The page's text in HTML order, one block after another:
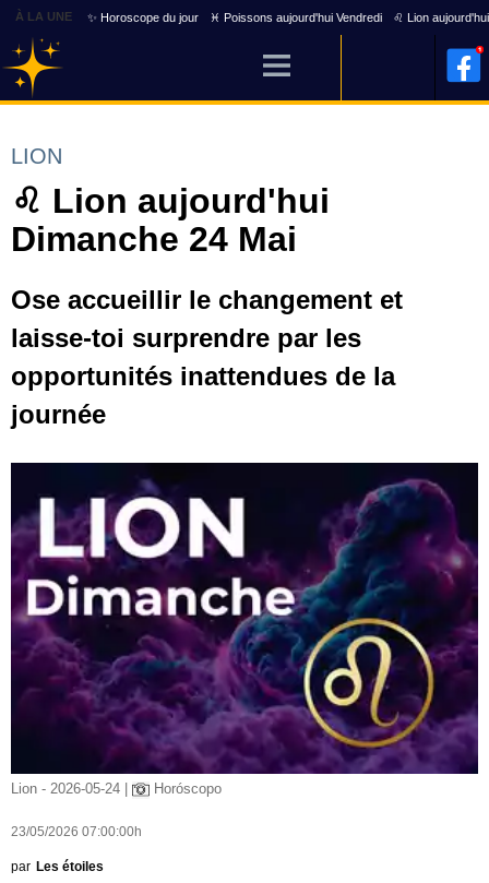
À LA UNE ✨ Horoscope du jour ♓ Poissons aujourd'hui Vendredi ♌ Lion
LION
♌ Lion aujourd'hui
Dimanche 24 Mai
Ose accueillir le changement et
laisse-toi surprendre par les
opportunités inattendues de la
journée
Lion - 2026-05-24 | Horóscopo
23/05/2026 07:00:00h
par Les étoiles